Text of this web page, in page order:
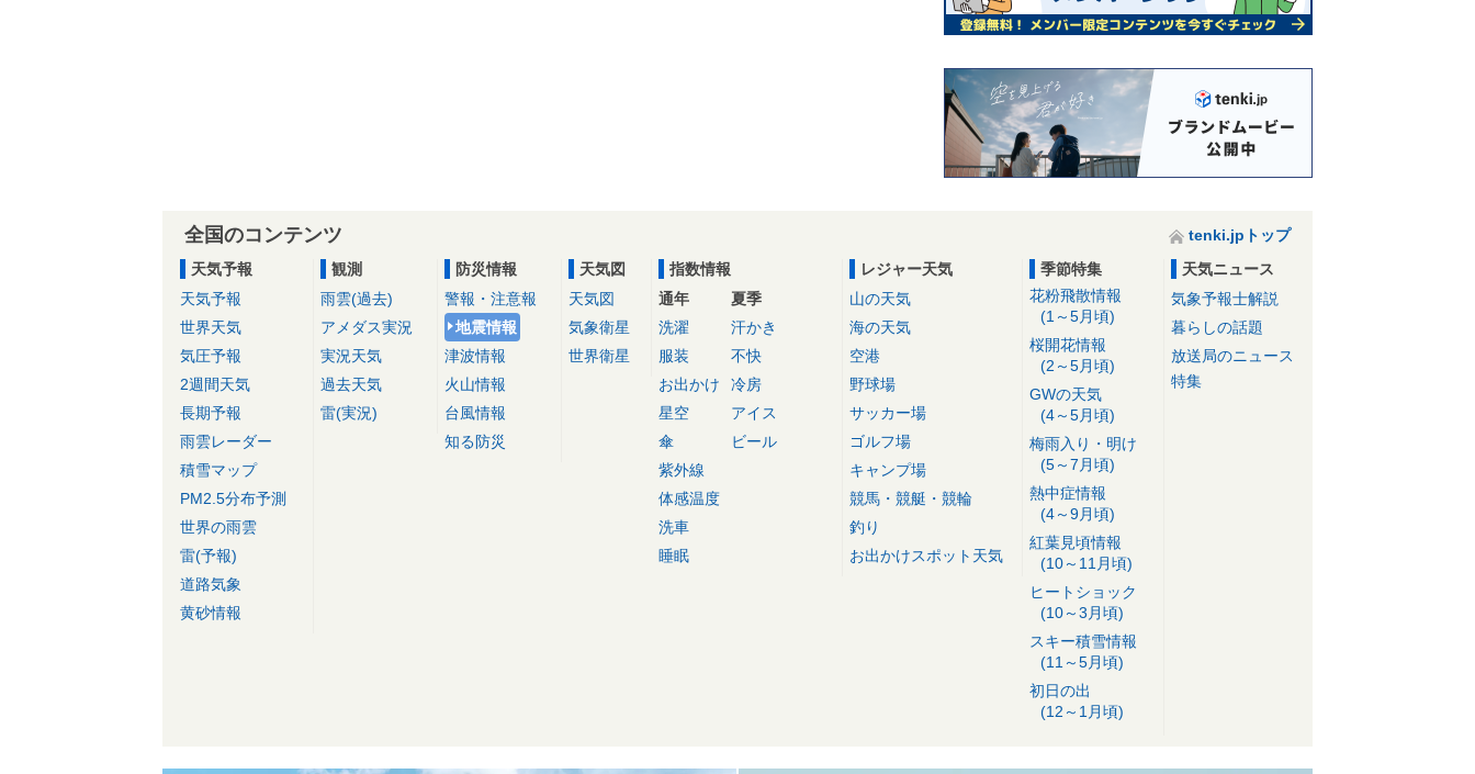
全国のコンテンツ
tenki.jpトップ
天気予報
天気予報
世界天気
気圧予報
2週間天気
長期予報
雨雲レーダー
積雪マップ
PM2.5分布予測
世界の雨雲
雷(予報)
道路気象
黄砂情報
観測
雨雲(過去)
アメダス実況
実況天気
過去天気
雷(実況)
防災情報
警報・注意報
地震情報
津波情報
火山情報
台風情報
知る防災
天気図
天気図
気象衛星
世界衛星
指数情報
通年
洗濯
服装
お出かけ
星空
傘
紫外線
体感温度
洗車
睡眠
夏季
汗かき
不快
冷房
アイス
ビール
レジャー天気
山の天気
海の天気
空港
野球場
サッカー場
ゴルフ場
キャンプ場
競馬・競艇・競輪
釣り
お出かけスポット天気
季節特集
花粉飛散情報
(1～5月頃)
桜開花情報
(2～5月頃)
GWの天気
(4～5月頃)
梅雨入り・明け
(5～7月頃)
熱中症情報
(4～9月頃)
紅葉見頃情報
(10～11月頃)
ヒートショック
(10～3月頃)
スキー積雪情報
(11～5月頃)
初日の出
(12～1月頃)
天気ニュース
気象予報士解説
暮らしの話題
放送局のニュース
特集